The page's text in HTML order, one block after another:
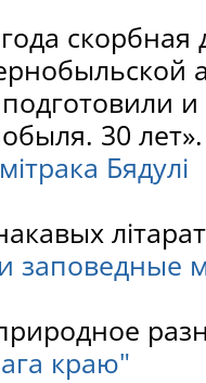
скорбная
30
Бядулі
заповедные
краю"